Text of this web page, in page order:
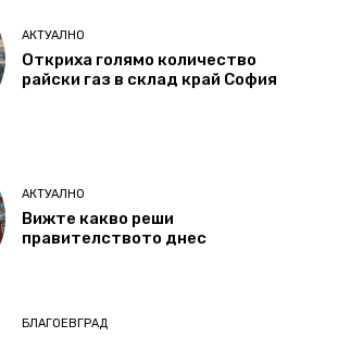
АКТУАЛНО
Откриха голямо количество
райски газ в склад край София
АКТУАЛНО
Вижте какво реши
правителството днес
БЛАГОЕВГРАД